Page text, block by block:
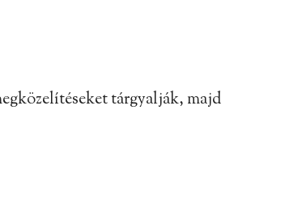
tárgyalják, majd